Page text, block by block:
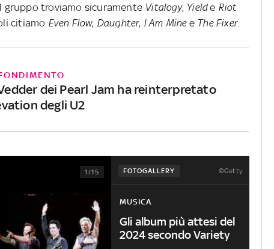
gruppo troviamo sicuramente Vitalogy, Yielde Riot
citiamo Even Flow, Daughter, I Am Minee The Fixer.
dei Pearl Jam ha reinterpretato
degli U2
FOTOGALLERY ©Getty
1/15
MUSICA
Gli album più attesi del
2024 secondo Variety